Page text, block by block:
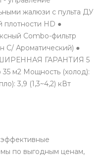
жалюзи с пульта ДУ
HD ●
Combo-фильтр
С/ Ароматический) ●
ГАРАНТИЯ 5
м2 Мощность (холод):
3,9 (1,3~4,2) кВт
эффективные
по выгодным ценам,